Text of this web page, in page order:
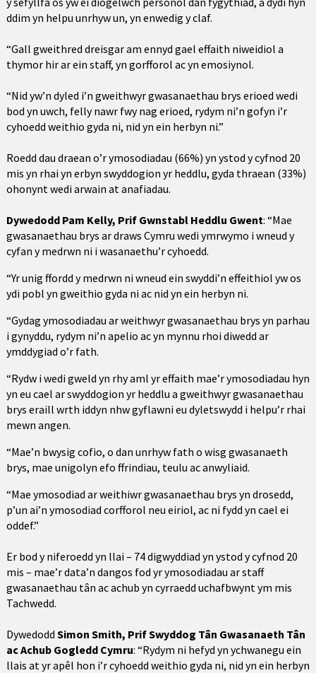
ddim yn helpu unrhyw un, yn enwedig y claf.
“Gall gweithred dreisgar am ennyd gael effaith niweidiol a
thymor hir ar ein staff, yn gorfforol ac yn emosiynol.
“Nid yw’n dyled i’n gweithwyr gwasanaethau brys erioed wedi
bod yn uwch, felly nawr fwy nag erioed, rydym ni’n gofyn i’r
cyhoedd weithio gyda ni, nid yn ein herbyn ni.”
Roedd dau draean o’r ymosodiadau (66%) yn ystod y cyfnod 20
mis yn rhai yn erbyn swyddogion yr heddlu, gyda thraean (33%)
ohonynt wedi arwain at anafiadau.
Dywedodd Pam Kelly, Prif Gwnstabl Heddlu Gwent: “Mae
gwasanaethau brys ar draws Cymru wedi ymrwymo i wneud y
cyfan y medrwn ni i wasanaethu’r cyhoedd.
“Yr unig ffordd y medrwn ni wneud ein swyddi’n effeithiol yw os
ydi pobl yn gweithio gyda ni ac nid yn ein herbyn ni.
“Gydag ymosodiadau ar weithwyr gwasanaethau brys yn parhau
i gynyddu, rydym ni’n apelio ac yn mynnu rhoi diwedd ar
ymddygiad o’r fath.
“Rydw i wedi gweld yn rhy aml yr effaith mae’r ymosodiadau hyn
yn eu cael ar swyddogion yr heddlu a gweithwyr gwasanaethau
brys eraill wrth iddyn nhw gyflawni eu dyletswydd i helpu’r rhai
mewn angen.
“Mae’n bwysig cofio, o dan unrhyw fath o wisg gwasanaeth
brys, mae unigolyn efo ffrindiau, teulu ac anwyliaid.
“Mae ymosodiad ar weithiwr gwasanaethau brys yn drosedd,
p’un ai’n ymosodiad corfforol neu eiriol, ac ni fydd yn cael ei
oddef.”
Er bod y niferoedd yn llai – 74 digwyddiad yn ystod y cyfnod 20
mis – mae’r data’n dangos fod yr ymosodiadau ar staff
gwasanaethau tân ac achub yn cyrraedd uchafbwynt ym mis
Tachwedd.
Dywedodd Simon Smith, Prif Swyddog Tân Gwasanaeth Tân
ac Achub Gogledd Cymru: “Rydym ni hefyd yn ychwanegu ein
llais at yr apêl hon i’r cyhoedd weithio gyda ni, nid yn ein herbyn